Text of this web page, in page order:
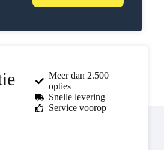
Meer dan 2.500
opties
Snelle levering
Service voorop